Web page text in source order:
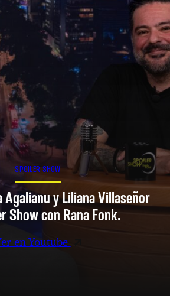
SPOILER SHOW
Agalianu y Liliana Villaseñor
Show con Rana Fonk.
en Youtube